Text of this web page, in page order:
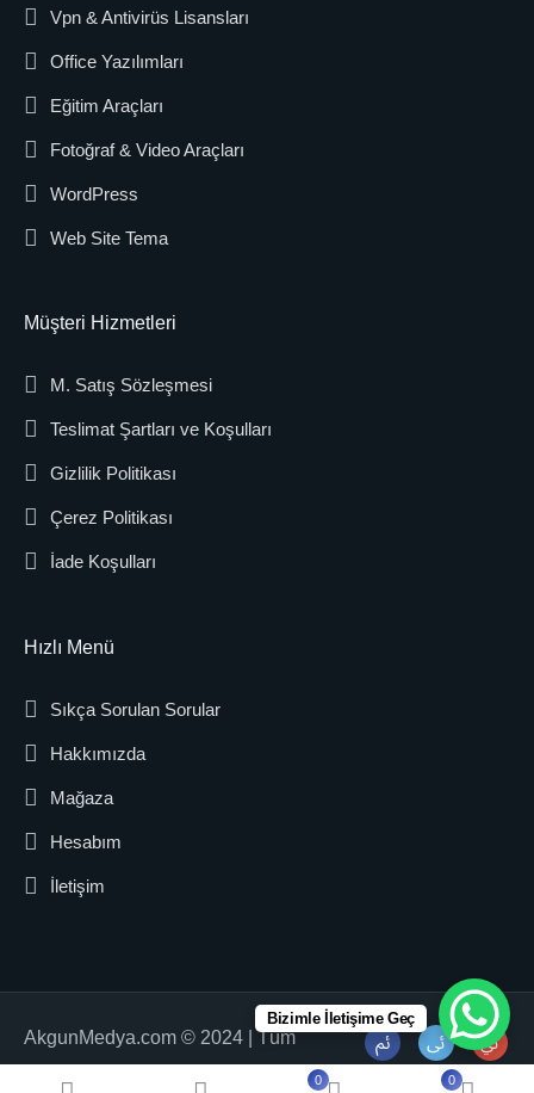
0 0
Vpn & Antivirüs Lisansları
Office Yazılımları
Eğitim Araçları
Fotoğraf & Video Araçları
WordPress
Web Site Tema
Müşteri Hizmetleri
M. Satış Sözleşmesi
Teslimat Şartları ve Koşulları
Gizlilik Politikası
Çerez Politikası
İade Koşulları
Hızlı Menü
Sıkça Sorulan Sorular
Hakkımızda
Mağaza
Hesabım
İletişim
AkgunMedya.com © 2024 | Tüm
Hakları Saklıdır.
Bizimle İletişime Geç